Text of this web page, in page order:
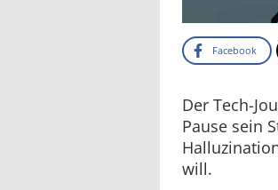
Facebook
Der Tech-
Pause sein
will.